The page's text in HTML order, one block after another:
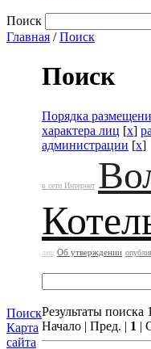
Поиск
Главная /Поиск
Поиск
Карта
сайта
Поиск
Порядка
характера лиц [x]
администрации [x]
в сети Интернет
лиц Об утверждении
Результаты поиска
Начало | Пред. | 1 |